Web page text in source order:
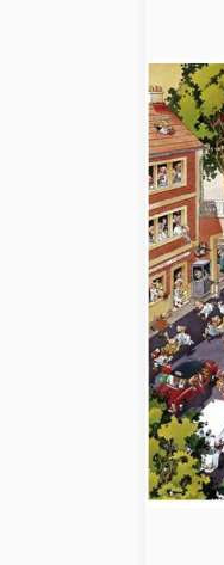
Âges
Artistes
Puzzles